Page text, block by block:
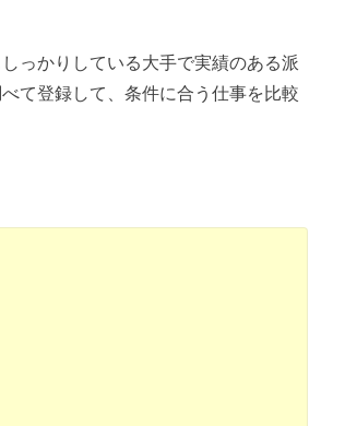
っかりしている大手で実績のある派
て登録して、条件に合う仕事を比較